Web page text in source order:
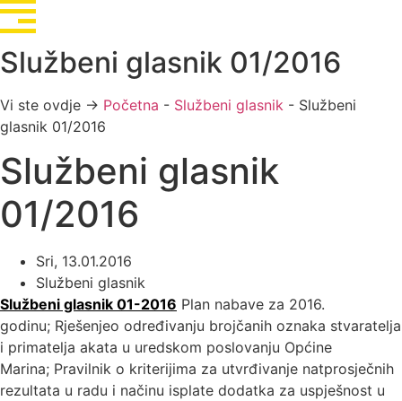
Službeni glasnik 01/2016
Vi ste ovdje → Početna - Službeni glasnik - Službeni
glasnik 01/2016
Službeni glasnik
01/2016
Sri, 13.01.2016
Službeni glasnik
Službeni glasnik 01-2016 Plan nabave za 2016.
godinu; Rješenjeo određivanju brojčanih oznaka stvaratelja
i primatelja akata u uredskom poslovanju Općine
Marina; Pravilnik o kriterijima za utvrđivanje natprosječnih
rezultata u radu i načinu isplate dodatka za uspješnost u